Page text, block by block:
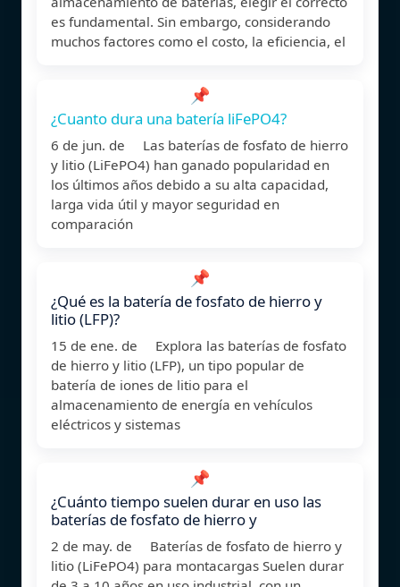
es fundamental. Sin embargo, considerando
muchos factores como el costo, la eficiencia, el
📌
¿Cuanto dura una batería liFePO4?
6 de jun. de Las baterías de fosfato de hierro
y litio (LiFePO4) han ganado popularidad en
los últimos años debido a su alta capacidad,
larga vida útil y mayor seguridad en
comparación
📌
¿Qué es la batería de fosfato de hierro y
litio (LFP)?
15 de ene. de Explora las baterías de fosfato
de hierro y litio (LFP), un tipo popular de
batería de iones de litio para el
almacenamiento de energía en vehículos
eléctricos y sistemas
📌
¿Cuánto tiempo suelen durar en uso las
baterías de fosfato de hierro y
2 de may. de Baterías de fosfato de hierro y
litio (LiFePO4) para montacargas Suelen durar